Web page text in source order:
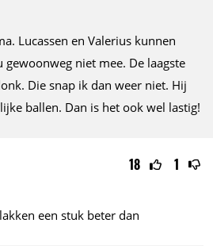
Lucassen en Valerius kunnen
niet mee. De laagste
Die snap ik dan weer niet. Hij
ballen. Dan is het ook wel lastig!
18 1
een stuk beter dan